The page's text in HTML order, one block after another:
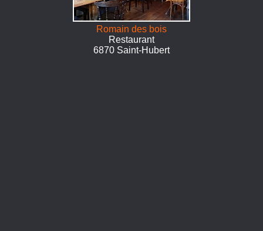
Romain des bois
Restaurant
6870 Saint-Hubert